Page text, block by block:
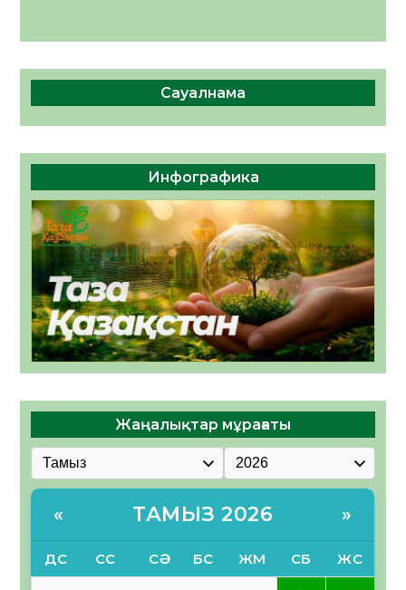
Сауалнама
Инфографика
Жаңалықтар мұрағаты
« ТАМЫЗ 2026 »
ДС СС СӘ БС ЖМ СБ ЖС